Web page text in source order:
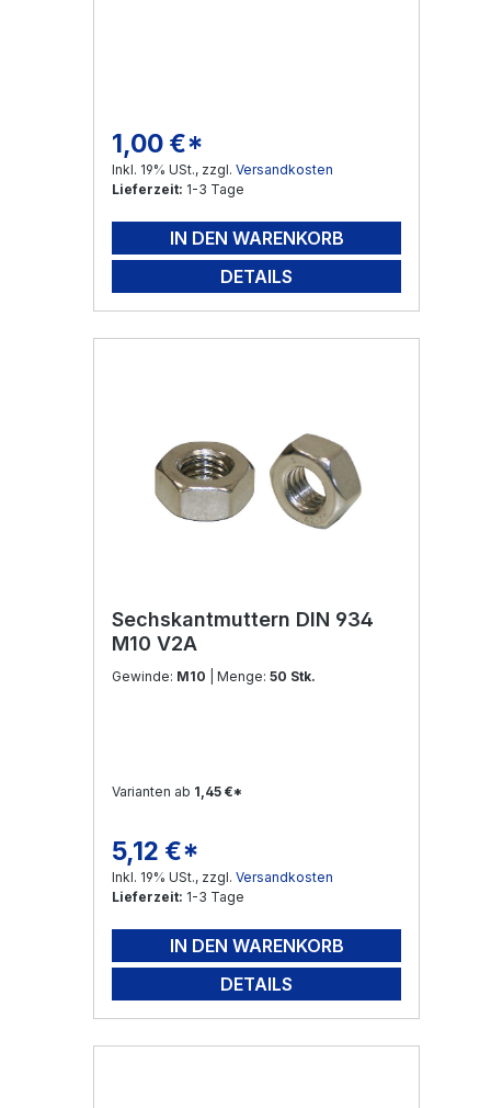
Regulärer Preis:
1,00 €*
Inkl. 19% USt., zzgl. Versandkosten
Lieferzeit: 1-3 Tage
IN DEN WARENKORB
DETAILS
Sechskantmuttern DIN 934
M10 V2A
Gewinde: M10 | Menge: 50 Stk.
Varianten ab 1,45 €*
Regulärer Preis:
5,12 €*
Inkl. 19% USt., zzgl. Versandkosten
Lieferzeit: 1-3 Tage
IN DEN WARENKORB
DETAILS